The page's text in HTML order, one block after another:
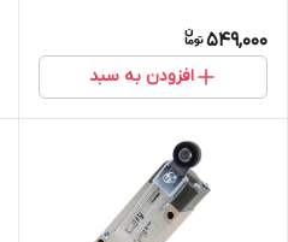
549,000
افزودن به سبد